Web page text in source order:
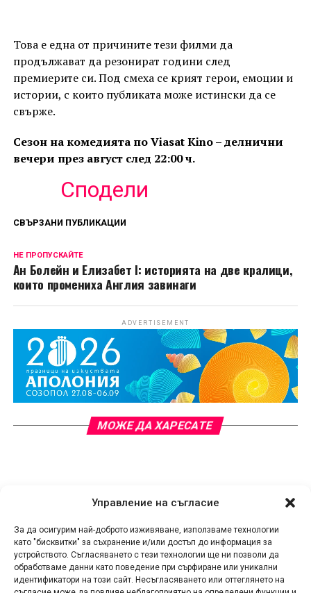
Управление на съгласие
За да осигурим най-доброто изживяване, използваме технологии
като "бисквитки" за съхранение и/или достъп до информация за
устройството. Съгласяването с тези технологии ще ни позволи да
обработваме данни като поведение при сърфиране или уникални
идентификатори на този сайт. Несъгласяването или оттеглянето на
Това е една от причините тези филми да
продължават да резонират години след
премиерите си. Под смеха се крият герои, емоции и
истории, с които публиката може истински да се
свърже.
Сезон на комедията по Viasat Kino – делнични
вечери през август след 22:00 ч.
Сподели
СВЪРЗАНИ ПУБЛИКАЦИИ
НЕ ПРОПУСКАЙТЕ
Ан Болейн и Елизабет I: историята на две кралици,
които промениха Англия завинаги
ADVERTISEMENT
МОЖЕ ДА ХАРЕСАТЕ